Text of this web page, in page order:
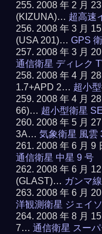
2008 年 2 月
(KIZUNA)… 超高速
2008 年 3 月
(USA 201)…GPS
2008 年 3 月
通信衛星 ディレク
2008 年 4 月
1.7+APD 2… 超小
2008 年 4 月
66)… 超小型衛星
2008 年 5 月
3A…気象衛星 風雲
2008 年 6 月 9
通信衛星 中星 9 号
2008 年 6 月
(GLAST)… ガンマ
2008 年 6 月
洋観測衛星 ジェイ
2008 年 8 月
7…通信衛星 スー